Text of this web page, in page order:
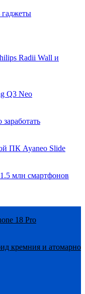
гаджеты
Radii Wall и
Q3 Neo
ПК Ayaneo Slide
млн смартфонов
18 Pro
кремния и атомарно